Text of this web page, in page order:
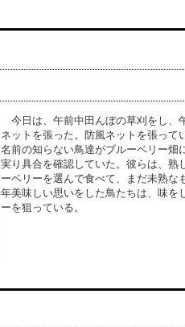
今日は、午前中田んぼの草刈をし、
ネットを張った。防風ネットを張って
名前の知らない鳥達がブルーベリー畑
実り具合を確認していた。彼らは、熟
ーベリーを選んで食べて、まだ未熟な
年美味しい思いをした鳥たちは、味を
ーを狙っている。